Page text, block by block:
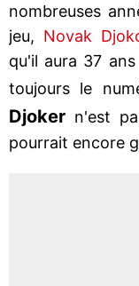
nombreuses
jeu, Novak
qu'il aura 37
toujours le
Djoker n'est
pourrait encore